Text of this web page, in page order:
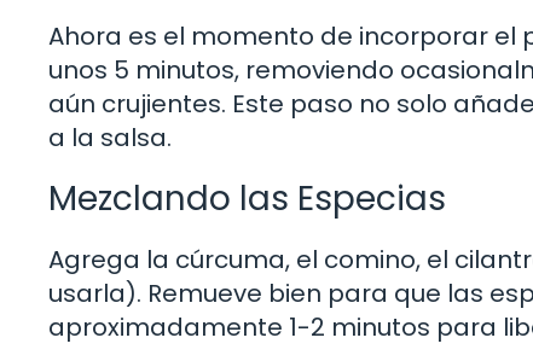
Ahora es el momento de incorporar el
unos 5 minutos, removiendo
aún crujientes. Este paso no solo
a la salsa.
Mezclando las Especias
Agrega la cúrcuma, el comino, el
usarla). Remueve bien para que las
aproximadamente 1-2 minutos para